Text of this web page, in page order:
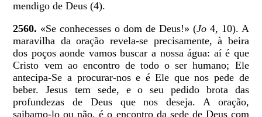
mendigo de Deus (4).
2560. «Se conhecesses o dom de Deus!» (Jo4, 10). A
maravilha da oração revela-se precisamente, à beira
dos poços aonde vamos buscar a nossa água: aí é que
Cristo vem ao encontro de todo o ser humano; Ele
antecipa-Se a procurar-nos e é Ele que nos pede de
beber. Jesus tem sede, e o seu pedido brota das
profundezas de Deus que nos deseja. A oração,
saibamo-lo ou não, é o encontro da sede de Deus com